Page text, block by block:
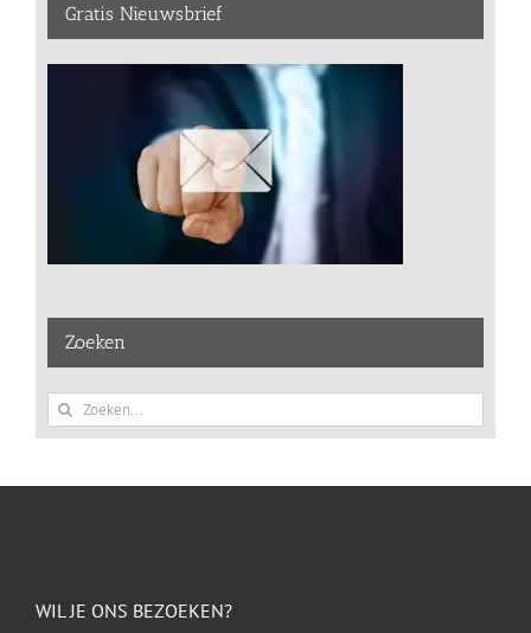
Gratis Nieuwsbrief
Zoeken
Zoeken
naar:
WIL JE ONS BEZOEKEN?